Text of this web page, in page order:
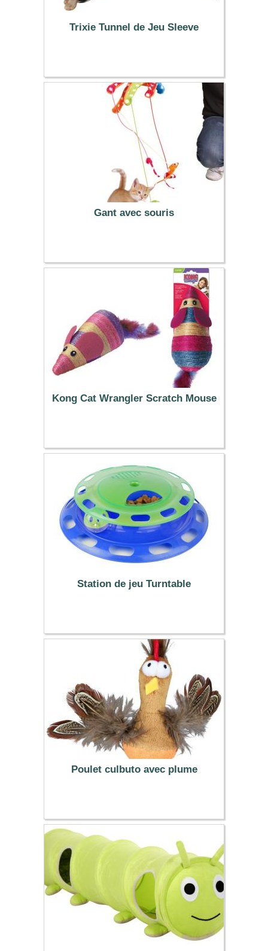
Trixie Tunnel de Jeu Sleeve
15.90 €
Gant avec souris
6.99 €
Kong Cat Wrangler Scratch Mouse
9.99 €
Station de jeu Turntable
7.99 €
Poulet culbuto avec plume
6.99 €